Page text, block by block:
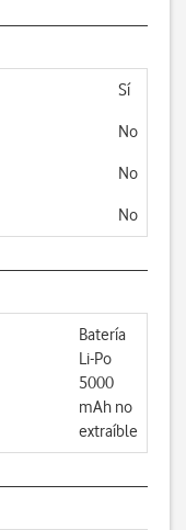
Sí
No
No
No
Batería
Li-Po
5000
mAh no
extraíble